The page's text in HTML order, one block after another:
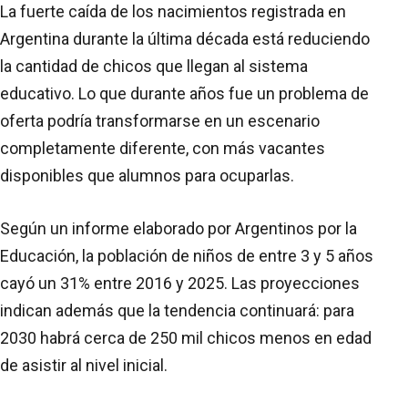
La fuerte caída de los nacimientos registrada en
Argentina durante la última década está reduciendo
la cantidad de chicos que llegan al sistema
educativo. Lo que durante años fue un problema de
oferta podría transformarse en un escenario
completamente diferente, con más vacantes
disponibles que alumnos para ocuparlas.
Según un informe elaborado por Argentinos por la
Educación, la población de niños de entre 3 y 5 años
cayó un 31% entre 2016 y 2025. Las proyecciones
indican además que la tendencia continuará: para
2030 habrá cerca de 250 mil chicos menos en edad
de asistir al nivel inicial.